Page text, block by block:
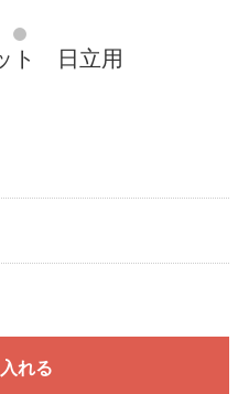
ト 日立用
れる